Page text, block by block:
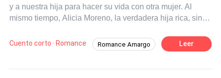
y a nuestra hija para hacer su vida con otra mujer. Al
mismo tiempo, Alicia Moreno, la verdadera hija rica, sin
de alguien más como falso heredero—, y se fue con
Miguel, mi entonces esposo. Según sus palabras, eso era
Cuento corto · Romance Romance Amargo Leer